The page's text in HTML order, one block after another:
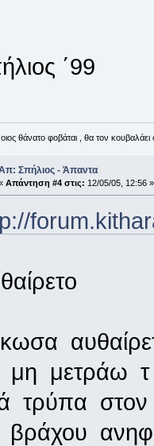
΄99
θάνατο φοβάται , θα τον
Σπήλιος - Άπαντα
Απάντηση #4 στις: 12/05/05, 12:56 »
μη μετράω τ
τρύπα στον
βράχου